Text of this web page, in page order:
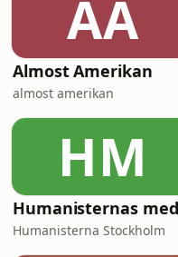
AA
Almost Amerikan
almost amerikan
HM
Humanisterna Stockholm